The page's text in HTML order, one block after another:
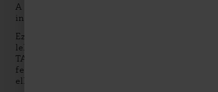
A nyomozás megindításának alapjául a
inkriminált szerzeményt – mely eredeti
Ezt követően a Budapesti Rendőr-
lehetőségét. Az Index.hu vezetősége, tartva
TASZ ezt követően kiadott nyilatkozata
fellépés ellen, melynek megalapozatlansága
ellen.